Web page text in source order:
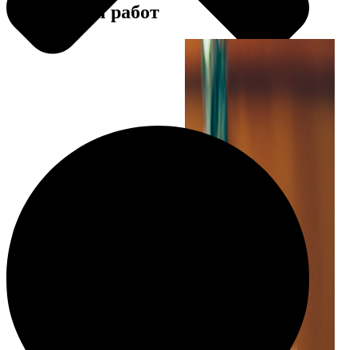
Примеры работ